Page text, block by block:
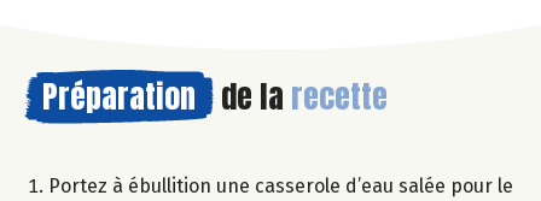
Préparation de la recette
Portez à ébullition une casserole d’eau salée pour le